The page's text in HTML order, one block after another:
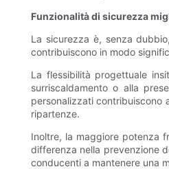
Funzionalità di sicurezza
La sicurezza è, senza
contribuiscono in modo
La flessibilità progettuale
surriscaldamento o alla
personalizzati contribuiscono
ripartenze.
Inoltre, la maggiore potenza
differenza nella prevenzione
conducenti a mantenere una